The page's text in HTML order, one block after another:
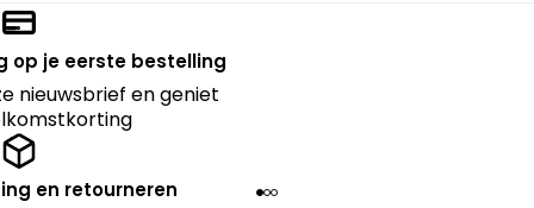
op je eerste bestelling
nieuwsbrief en geniet
en retourneren